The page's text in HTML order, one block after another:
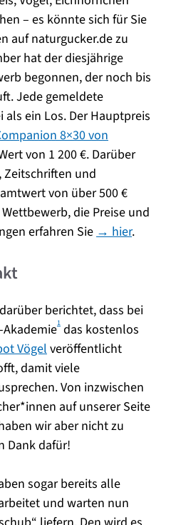
– es könnte sich für Sie
auf naturgucker.de zu
hat der diesjährige
begonnen, der noch bis
Jede gemeldete
ein Los. Der Hauptpreis
8×30 von
von 1 200 €. Darüber
Zeitschriften und
von über 500 €
die Preise und
erfahren Sie → hier.
berichtet, dass bei
1 das kostenlos
Vögel veröffentlicht
damit viele
Von inzwischen
auf unserer Seite
wir aber nicht zu
Dank dafür!
sogar bereits alle
und warten nun